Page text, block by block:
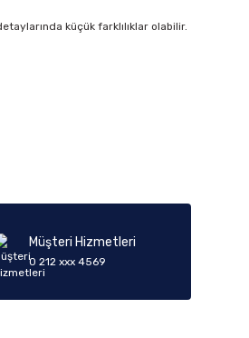
küçük farklılıklar olabilir.
Müşteri Hizmetleri
0 212 xxx 4569